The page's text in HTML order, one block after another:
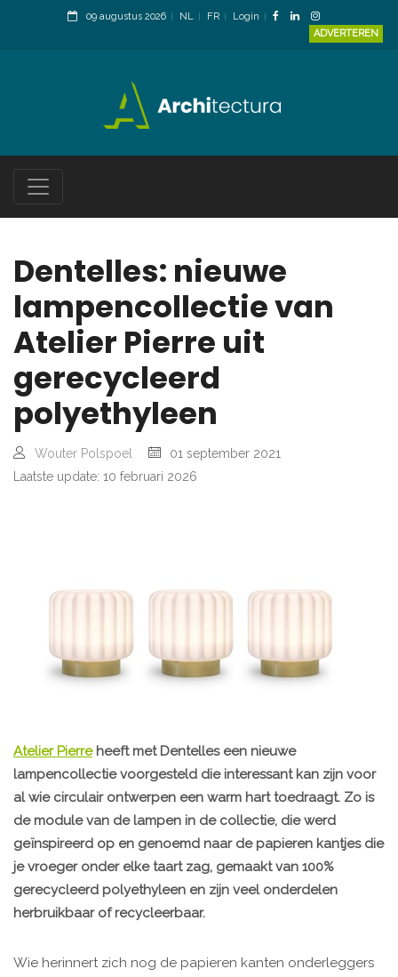
09 augustus 2026 NL FR
Login
ADVERTEREN
Dentelles: nieuwe
lampencollectie van
Atelier Pierre uit
gerecycleerd
polyethyleen
Wouter Polspoel
01 september 2021
Laatste update: 10 februari 2026
Atelier Pierreheeft met Dentelles een nieuwe
lampencollectie voorgesteld die interessant kan zijn voor
al wie circulair ontwerpen een warm hart toedraagt. Zo is
de module van de lampen in de collectie, die werd
geïnspireerd op en genoemd naar de papieren kantjes die
je vroeger onder elke taart zag, gemaakt van 100%
gerecycleerd polyethyleen en zijn veel onderdelen
herbruikbaar of recycleerbaar.
Wie herinnert zich nog de papieren kanten onderleggers